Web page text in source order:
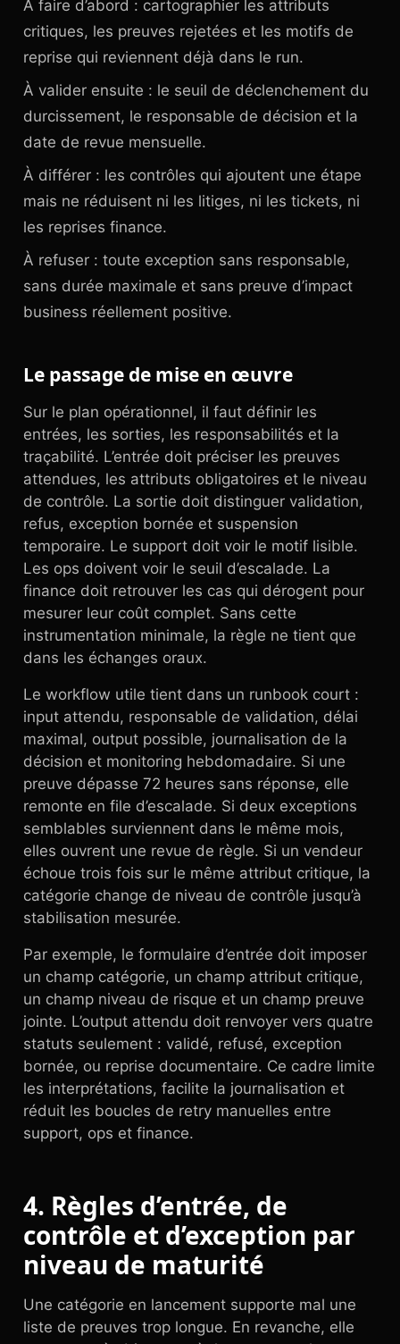
À faire d’abord : cartographier les attributs
critiques, les preuves rejetées et les motifs de
reprise qui reviennent déjà dans le run.
À valider ensuite : le seuil de déclenchement du
durcissement, le responsable de décision et la
date de revue mensuelle.
À différer : les contrôles qui ajoutent une étape
mais ne réduisent ni les litiges, ni les tickets, ni
les reprises finance.
À refuser : toute exception sans responsable,
sans durée maximale et sans preuve d’impact
business réellement positive.
Le passage de mise en œuvre
Sur le plan opérationnel, il faut définir les
entrées, les sorties, les responsabilités et la
traçabilité. L’entrée doit préciser les preuves
attendues, les attributs obligatoires et le niveau
de contrôle. La sortie doit distinguer validation,
refus, exception bornée et suspension
temporaire. Le support doit voir le motif lisible.
Les ops doivent voir le seuil d’escalade. La
finance doit retrouver les cas qui dérogent pour
mesurer leur coût complet. Sans cette
instrumentation minimale, la règle ne tient que
dans les échanges oraux.
Le workflow utile tient dans un runbook court :
input attendu, responsable de validation, délai
maximal, output possible, journalisation de la
décision et monitoring hebdomadaire. Si une
preuve dépasse 72 heures sans réponse, elle
remonte en file d’escalade. Si deux exceptions
semblables surviennent dans le même mois,
elles ouvrent une revue de règle. Si un vendeur
échoue trois fois sur le même attribut critique, la
catégorie change de niveau de contrôle jusqu’à
stabilisation mesurée.
Par exemple, le formulaire d’entrée doit imposer
un champ catégorie, un champ attribut critique,
un champ niveau de risque et un champ preuve
jointe. L’output attendu doit renvoyer vers quatre
statuts seulement : validé, refusé, exception
bornée, ou reprise documentaire. Ce cadre limite
les interprétations, facilite la journalisation et
réduit les boucles de retry manuelles entre
support, ops et finance.
4. Règles d’entrée, de
contrôle et d’exception par
niveau de maturité
Une catégorie en lancement supporte mal une
liste de preuves trop longue. En revanche, elle